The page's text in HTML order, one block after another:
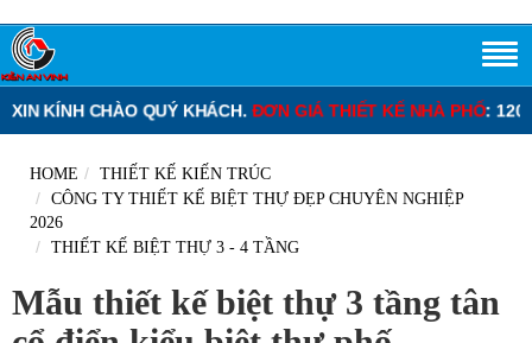
QUÝ KHÁCH.ĐƠN GIÁ THIẾT KẾ NHÀ PHỐ: 120.000 – 220.000
HOME
THIẾT KẾ KIẾN TRÚC
CÔNG TY THIẾT KẾ BIỆT THỰ ĐẸP CHUYÊN NGHIỆP
2026
THIẾT KẾ BIỆT THỰ 3 - 4 TẦNG
Mẫu thiết kế biệt thự 3 tầng tân